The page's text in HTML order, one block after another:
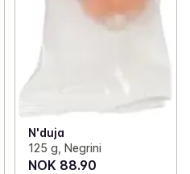
N'duja
125 g, Negrini
NOK 88.90